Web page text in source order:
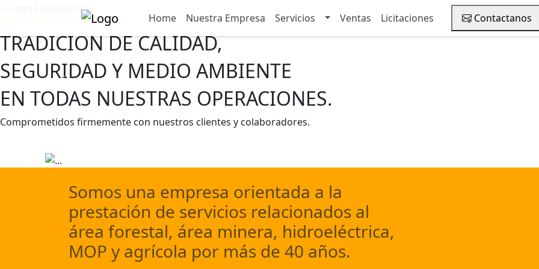
Home Nuestra Empresa Servicios Toggle Dropdown
Ventas Licitaciones Contactanos
Bienvenidos a Huequecura
TRADICIÓN DE CALIDAD,
SEGURIDAD Y MEDIO AMBIENTE
EN TODAS NUESTRAS OPERACIONES.
Comprometidos firmemente con nuestros clientes y colaboradores.
Previous
Somos una empresa orientada a la
prestación de servicios relacionados al
área forestal, área minera, hidroeléctrica,
MOP y agrícola por más de 40 años.
Home Nuestra Empresa Servicios Toggle Dropdown
Ventas Licitaciones Contactanos